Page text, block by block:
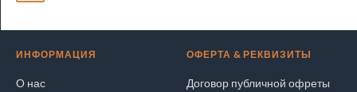
ИНФОРМАЦИЯ
О нас
ОФЕРТА & РЕКВИЗИТЫ
Договор публичной офреты